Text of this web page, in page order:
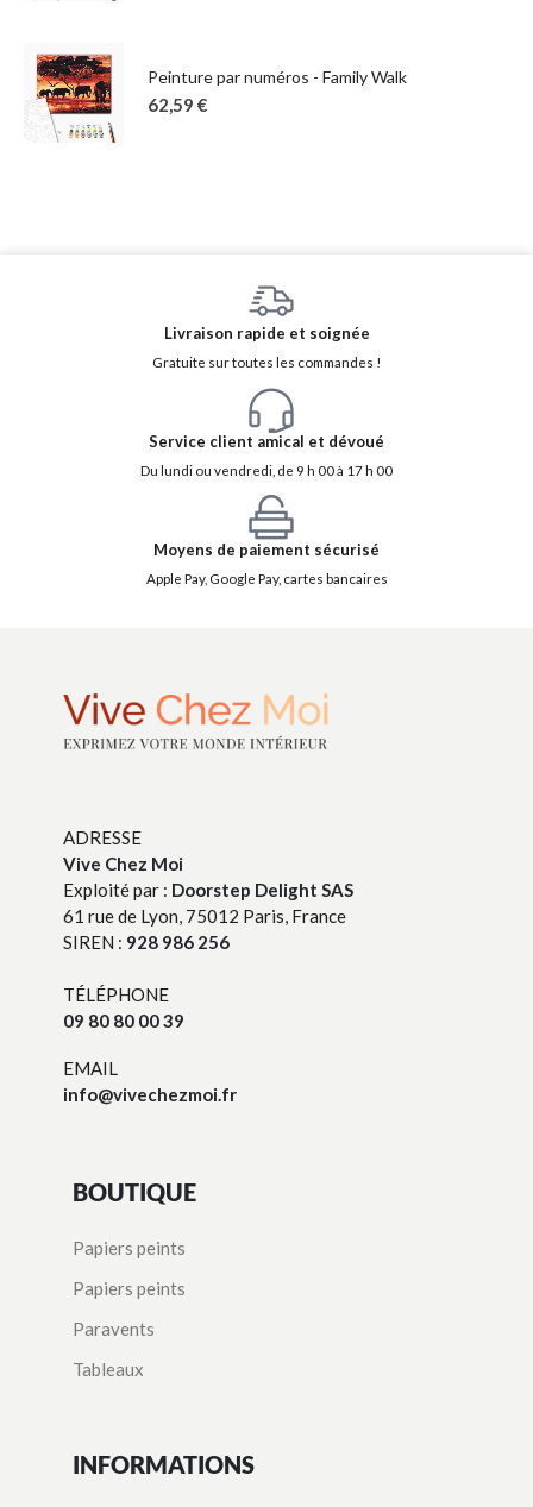
Peinture par numéros - Family Walk
62,59 €
Livraison rapide et soignée
Gratuite sur toutes les commandes !
Service client amical et dévoué
Du lundi ou vendredi, de 9 h 00 à 17 h 00
Moyens de paiement sécurisé
Apple Pay, Google Pay, cartes bancaires
ADRESSE
Vive Chez Moi
Exploité par : Doorstep Delight SAS
61 rue de Lyon, 75012 Paris, France
SIREN : 928 986 256
TÉLÉPHONE
09 80 80 00 39
EMAIL
info@vivechezmoi.fr
BOUTIQUE
Papiers peints
Papiers peints
Paravents
Tableaux
INFORMATIONS